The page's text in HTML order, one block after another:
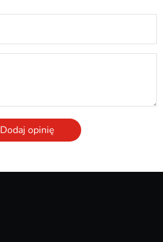
Dodaj opinię